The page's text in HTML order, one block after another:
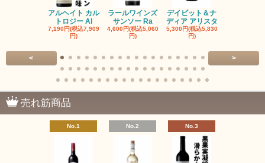
アルヘイト カル
トロジー Al
7,190円(税込7,909
円)
ラールワインズ
サンソー Ra
4,600円(税込5,060
円)
デイビット＆ナ
ディア アリスタ
5,300円(税込5,830
円)
< >
売れ筋商品
No.1 No.2 No.3